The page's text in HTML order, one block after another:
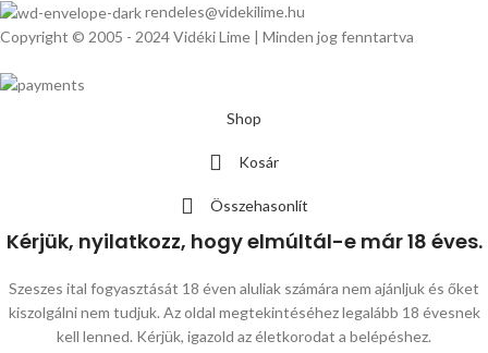
rendeles@videkilime.hu
Copyright © 2005 - 2024 Vidéki Lime | Minden jog fenntartva
Shop
Kosár
Összehasonlít
Kérjük, nyilatkozz, hogy elmúltál-e már 18 éves.
Szeszes ital fogyasztását 18 éven aluliak számára nem ajánljuk és őket
kiszolgálni nem tudjuk. Az oldal megtekintéséhez legalább 18 évesnek
kell lenned. Kérjük, igazold az életkorodat a belépéshez.